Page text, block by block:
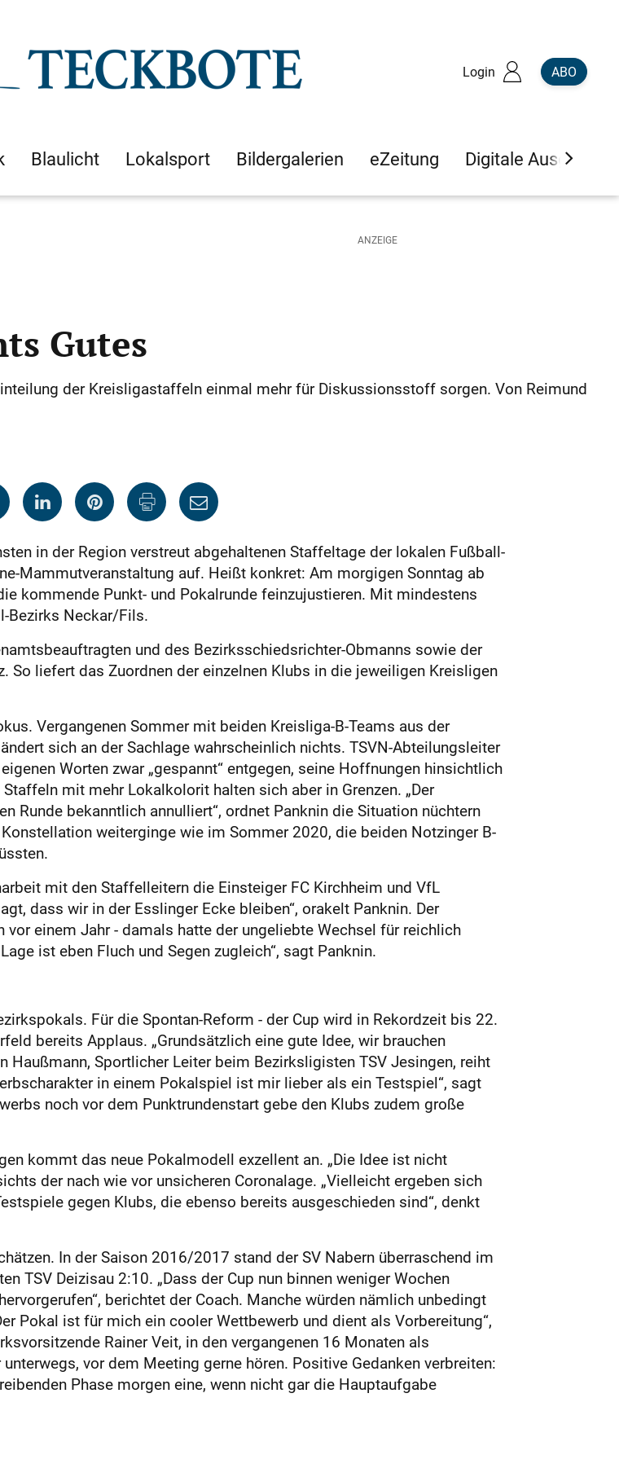
Login ABO
Blaulicht Lokalsport Bildergalerien eZeitung Digitale Ausgaben
Gutes
der Kreisliga­staffeln einmal mehr für Diskussionsstoff ­sorgen. Von Reimund
in der Region verstreut abgehaltenen Staffeltage der lokalen Fußball-
Mammutveranstaltung auf. Heißt konkret: Am morgigen Sonntag ab
kommende Punkt- und Pokalrunde feinzujustieren. Mit mindestens
Bezirks Neckar/Fils.
und des Bezirksschiedsrichter-Obmanns sowie der
So liefert das Zuordnen der einzelnen Klubs in die jeweiligen Kreisligen
Vergangenen Sommer mit beiden Kreisliga-B-Teams aus der
sich an der Sachlage wahrscheinlich nichts. TSVN-Abteilungsleiter
Worten zwar „gespannt“ entgegen, seine Hoffnungen hinsichtlich
mit mehr Lokalkolorit halten sich aber in Grenzen. „Der
Runde bekanntlich annulliert“, ordnet Panknin die Situation nüchtern
weiterginge wie im Sommer 2020, die beiden Notzinger B-
mit den Staffelleitern die Einsteiger FC Kirchheim und VfL
dass wir in der Esslinger Ecke bleiben“, orakelt Panknin. Der
einem Jahr - damals hatte der ungeliebte Wechsel für reichlich
ist eben Fluch und Segen zugleich“, sagt Panknin.
Für die Spontan-Reform - der Cup wird in Rekordzeit bis 22.
bereits Applaus. „Grundsätzlich eine gute Idee, wir brauchen
Haußmann, Sportlicher Leiter beim Bezirksligisten TSV Jesingen, reiht
in einem Pokalspiel ist mir lieber als ein Testspiel“, sagt
noch vor dem Punktrundenstart gebe den Klubs zudem große
kommt das neue Pokalmodell exzellent an. „Die Idee ist nicht
der nach wie vor unsicheren Coronalage. „Vielleicht ergeben sich
gegen Klubs, die ebenso bereits ausgeschieden sind“, denkt
In der Saison 2016/2017 stand der SV Nabern überraschend im
TSV Deizisau 2:10. „Dass der Cup nun binnen weniger Wochen
berichtet der Coach. Manche würden nämlich unbedingt
Pokal ist für mich ein cooler Wettbewerb und dient als Vorbereitung“,
Rainer Veit, in den vergangenen 16 Monaten als
vor dem Meeting gerne hören. Positive Gedanken verbreiten:
Phase morgen eine, wenn nicht gar die Hauptaufgabe